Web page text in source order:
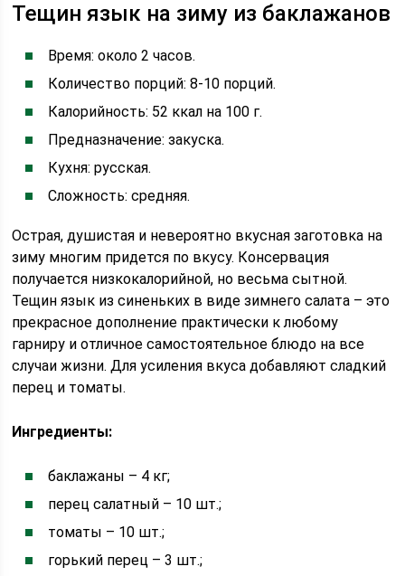
Тещин язык на зиму из баклажанов
Время: около 2 часов.
Количество порций: 8-10 порций.
Калорийность: 52 ккал на 100 г.
Предназначение: закуска.
Кухня: русская.
Сложность: средняя.
Острая, душистая и невероятно вкусная заготовка на
зиму многим придется по вкусу. Консервация
получается низкокалорийной, но весьма сытной.
Тещин язык из синеньких в виде зимнего салата – это
прекрасное дополнение практически к любому
гарниру и отличное самостоятельное блюдо на все
случаи жизни. Для усиления вкуса добавляют сладкий
перец и томаты.
Ингредиенты:
баклажаны – 4 кг;
перец салатный – 10 шт.;
томаты – 10 шт.;
горький перец – 3 шт.;